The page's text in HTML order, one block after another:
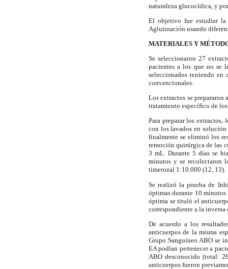
naturaleza glucocídica, y
El objetivo fue estudiar la
Aglutinación usando
MATERIALES Y
Se seleccionaron 27
pacientes a los que no se
seleccionados teniendo en
convencionales.
Los extractos se
tratamiento específico de
Para preparar los
con los lavados en
finalmente se eliminó los
remoción quirúrgica de las
3 mL. Durante 5 días se
minutos y se recolectaron
timerozal 1:10.000 (12, 13).
Se realizó la prueba de
óptimas durante 10 minutos
óptima se tituló el
correspondiente a la
De acuerdo a los
anticuerpos de la misma
Grupo Sanguíneo ABO se
EA podían pertenecer a
ABO desconocido (total:
anticuerpos fueron